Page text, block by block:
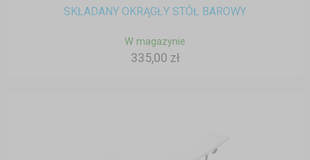
SKŁADANY OKRĄGŁY STÓŁ BAROWY
W magazynie
335,00 zł